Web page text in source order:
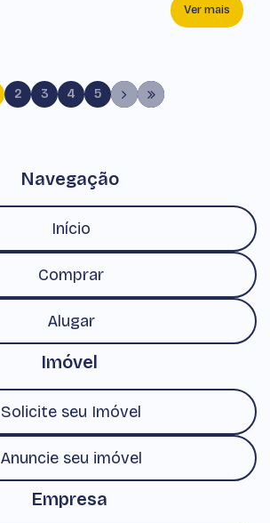
Ver mais
2 3 4 5
Navegação
Início
Comprar
Alugar
Imóvel
Solicite seu Imóvel
Anuncie seu imóvel
Empresa